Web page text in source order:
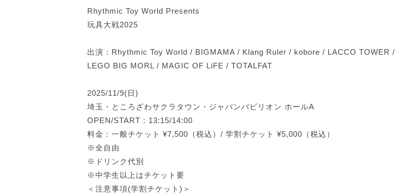
Rhythmic Toy World Presents
玩具大戦2025
出演：Rhythmic Toy World / BIGMAMA / Klang Ruler / kobore / LACCO TOWER /
LEGO BIG MORL / MAGIC OF LiFE / TOTALFAT
2025/11/9(日)
埼玉・ところざわサクラタウン・ジャパンパビリオン ホールA
OPEN/START：13:15/14:00
料金：一般チケット ¥7,500（税込）/ 学割チケット ¥5,000（税込）
※全自由
※ドリンク代別
※中学生以上はチケット要
＜注意事項(学割チケット)＞